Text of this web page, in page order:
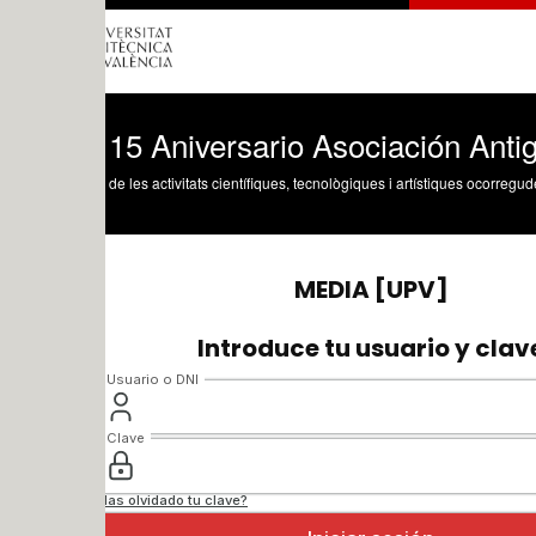
Aniversario Asociación Antiguos
les activitats científiques, tecnològiques i artístiques ocorregudes en els tres